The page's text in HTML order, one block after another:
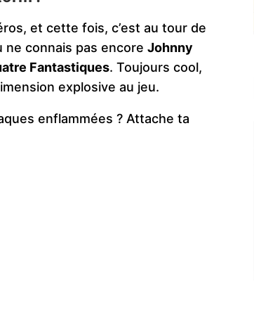
et cette fois, c’est au tour de
connais pas encore Johnny
Fantastiques. Toujours cool,
explosive au jeu.
enflammées ? Attache ta